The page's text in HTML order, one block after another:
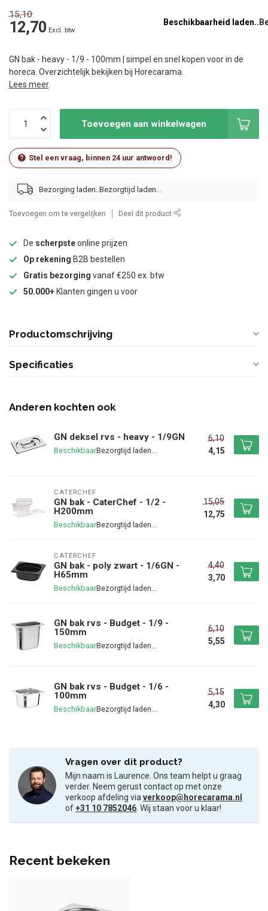
15,10
12,70 Excl. btw
Beschikbaarheid laden..
GN bak - heavy - 1/9 - 100mm | simpel en snel kopen voor in de
horeca. Overzichtelijk bekijken bij Horecarama.
Lees meer.
Toevoegen aan winkelwagen
Stel een vraag, binnen 24 uur antwoord!
Bezorging laden..
Toevoegen om te vergelijken Deel dit product
De scherpsteonline prijzen
Op rekening B2B bestellen
Gratis bezorging vanaf €250 ex. btw
50.000+ Klanten gingen u voor
Productomschrijving
Specificaties
Anderen kochten ook
GN deksel rvs - heavy - 1/9GN
Beschikbaar
6,10
4,15
CATERCHEF
GN bak - CaterChef - 1/2 -
H200mm
Beschikbaar
15,05
12,75
CATERCHEF
GN bak - poly zwart - 1/6GN -
H65mm
Beschikbaar
4,40
3,70
GN bak rvs - Budget - 1/9 -
150mm
Beschikbaar
6,10
5,55
GN bak rvs - Budget - 1/6 -
100mm
Beschikbaar
5,15
4,30
Vragen over dit product?
Mijn naam is Laurence. Ons team helpt u graag
verder. Neem gerust contact op met onze
verkoop afdeling viaverkoop@horecarama.nl
of+31 10 7852046. Wij staan voor u klaar!
Recent bekeken